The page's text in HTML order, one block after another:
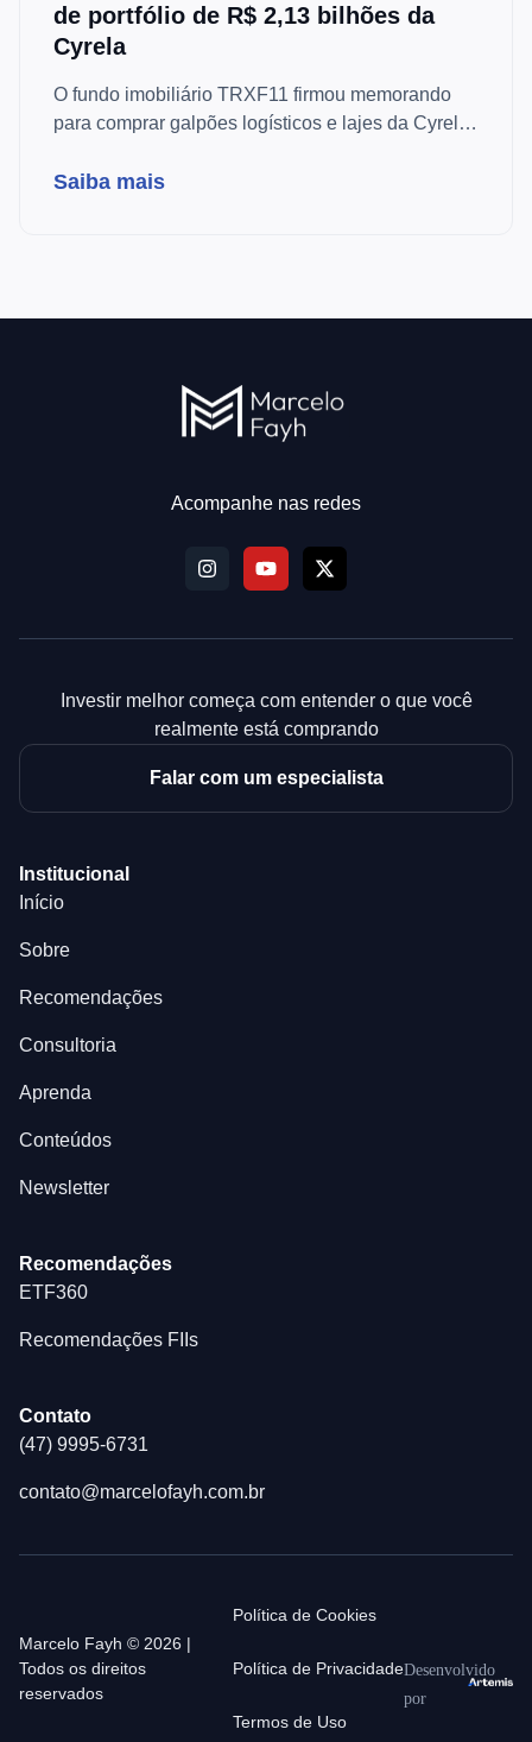
de portfólio de R$ 2,13 bilhões da
Cyrela
O fundo imobiliário TRXF11 firmou memorando
para comprar galpões logísticos e lajes da Cyrela
carteira.
Saiba mais
Acompanhe nas redes
Investir melhor começa com entender o que você
realmente está comprando
Falar com um especialista
Institucional
Início
Sobre
Recomendações
Consultoria
Aprenda
Conteúdos
Newsletter
Recomendações
ETF360
Recomendações FIIs
Contato
(47) 9995-6731
contato@marcelofayh.com.br
Marcelo Fayh © 2026 |
Todos os direitos
reservados
Política de Cookies
Política de Privacidade
Termos de Uso
Desenvolvido
por